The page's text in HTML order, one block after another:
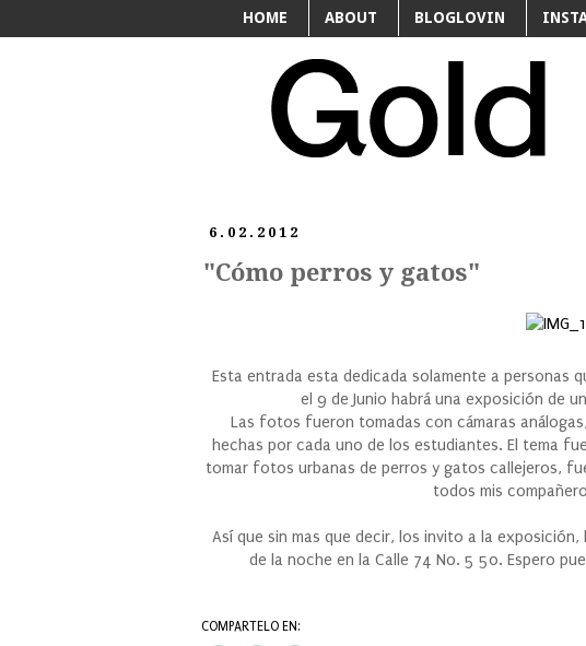
HOME ABOUT BLOGLOVIN
6.02.2012
"Cómo perros y gatos"
Esta entrada esta dedicada solamente a personas
el 9 de Junio habrá una exposición de
Las fotos fueron tomadas con cámaras
hechas por cada uno de los estudiantes. El tema
tomar fotos urbanas de perros y gatos callejeros,
todos mis
Así que sin mas que decir, los invito a la
de la noche en la Calle 74 No. 5 50. Espero
COMPARTELO EN: